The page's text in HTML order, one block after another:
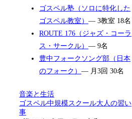
ゴスペル塾（ソロに特化した
ゴスペル教室）— 3教室 18名
ROUTE 176（ジャズ・コーラ
ス・サークル）— 9名
豊中フォークソング部（日本
のフォーク）— 月3回 30名
音楽と生活
ゴスペル中規模スクール大人の習い
事